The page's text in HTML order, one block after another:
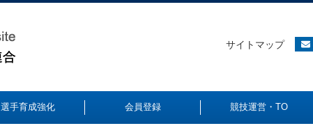
サイトマップ
選手育成強化 会員登録 競技運営・TO